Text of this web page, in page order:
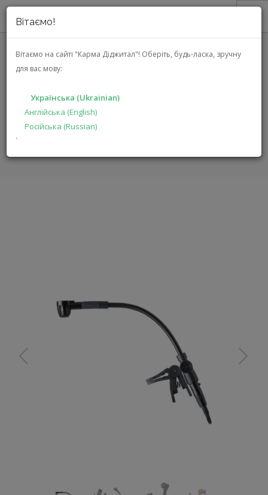
Вітаємо!
Вітаємо на сайті "Карма Діджитал"! Оберіть, будь-ласка, зручну
для вас мову:
Українська (Ukrainian)
Англійська (English)
Російська (Russian)
`
ПРО НАС
АКЦІЇ
РІШЕННЯ
ВИРОБНИКАМ
ГОЛОВНА КАТАЛОГ
C519 M